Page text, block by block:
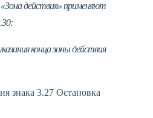
«Зона действия» применяют
конца зоны действия